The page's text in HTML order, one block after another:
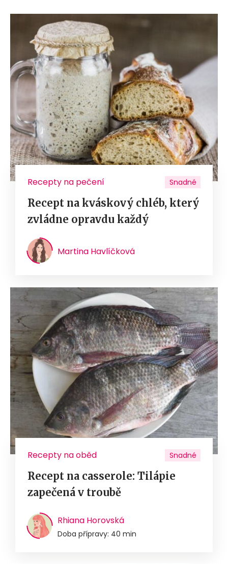
Recepty na pečení Snadné
Recept na kváskový chléb, který
zvládne opravdu každý
Martina Havlíčková
Recepty na oběd Snadné
Recept na casserole: Tilápie
zapečená v troubě
Rhiana Horovská
Doba přípravy: 40 min